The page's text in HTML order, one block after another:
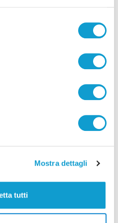
Mostra dettagli
tutti